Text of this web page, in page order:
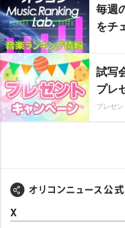
毎週
をチ
試写
プレ
プレゼ
X